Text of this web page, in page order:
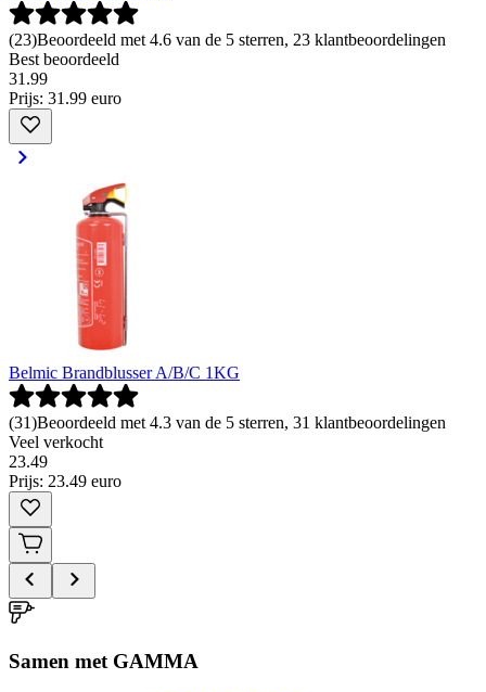
(23)Beoordeeld met 4.6 van de 5 sterren, 23 klantbeoordelingen
Best beoordeeld
31 .99
Prijs: 31.99 euro
Belmic Brandblusser A/B/C 1KG
(31)Beoordeeld met 4.3 van de 5 sterren, 31 klantbeoordelingen
Veel verkocht
23.49
Prijs: 23.49 euro
Samen met GAMMA